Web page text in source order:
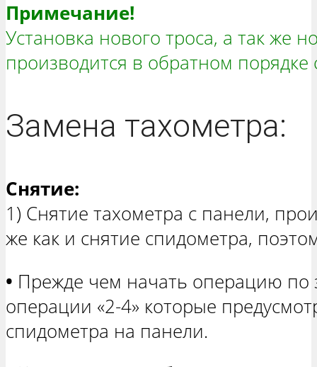
Примечание!
Установка нового троса, а так же
производится в обратном порядке
Замена тахометра:
Снятие:
1) Снятие тахометра с панели,
же как и снятие спидометра,
• Прежде чем начать операцию по
операции «2-4» которые
спидометра на панели.